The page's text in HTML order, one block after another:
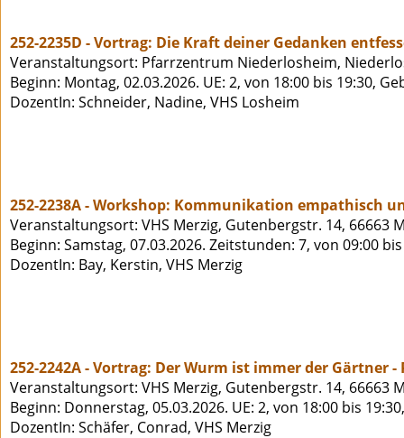
252-2235D - Vortrag: Die Kraft deiner Gedanken
Veranstaltungsort: Pfarrzentrum Niederlosheim,
Beginn: Montag, 02.03.2026. UE: 2, von 18:00 bis 19:30,
DozentIn: Schneider, Nadine, VHS Losheim
252-2238A - Workshop: Kommunikation empathisch
Veranstaltungsort: VHS Merzig, Gutenbergstr. 14, 66663
Beginn: Samstag, 07.03.2026. Zeitstunden: 7, von 09:00
DozentIn: Bay, Kerstin, VHS Merzig
252-2242A - Vortrag: Der Wurm ist immer der
Veranstaltungsort: VHS Merzig, Gutenbergstr. 14, 66663
Beginn: Donnerstag, 05.03.2026. UE: 2, von 18:00 bis
DozentIn: Schäfer, Conrad, VHS Merzig